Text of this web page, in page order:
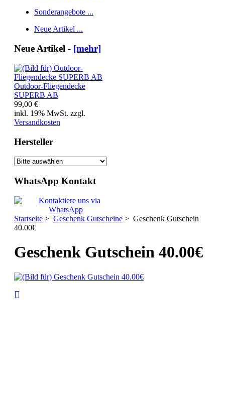
Sonderangebote ...
Neue Artikel ...
Neue Artikel - [mehr]
Outdoor-Fliegendecke
SUPERB AB
99,00 €
inkl. 19% MwSt. zzgl.
Versandkosten
Hersteller
WhatsApp Kontakt
Startseite > Geschenk Gutscheine > Geschenk Gutschein
40.00€
Geschenk Gutschein 40.00€